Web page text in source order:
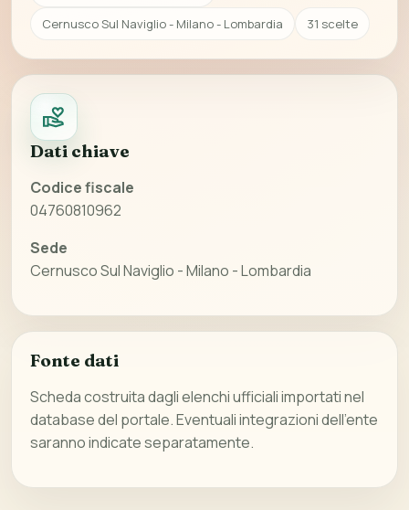
Cernusco Sul Naviglio - Milano - Lombardia
31 scelte
Dati chiave
Codice fiscale
04760810962
Sede
Cernusco Sul Naviglio - Milano - Lombardia
Fonte dati
Scheda costruita dagli elenchi ufficiali importati nel
database del portale. Eventuali integrazioni dell’ente
saranno indicate separatamente.